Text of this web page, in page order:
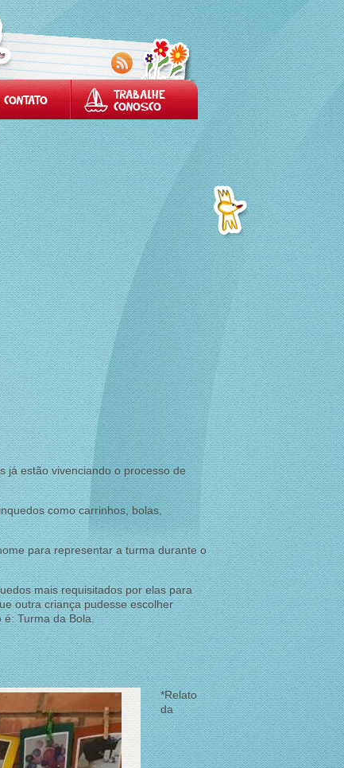
CONTATO TRABALHE
CONOSCO
já estão vivenciando o processo de
como carrinhos, bolas,
para representar a turma durante o
mais requisitados por elas para
outra criança pudesse escolher
é: Turma da Bola.
*Relato
da